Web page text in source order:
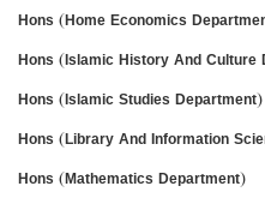
Hons (Home Economics
Hons (Islamic History And Culture
Hons (Islamic Studies Department)
Hons (Library And Information
Hons (Mathematics Department)